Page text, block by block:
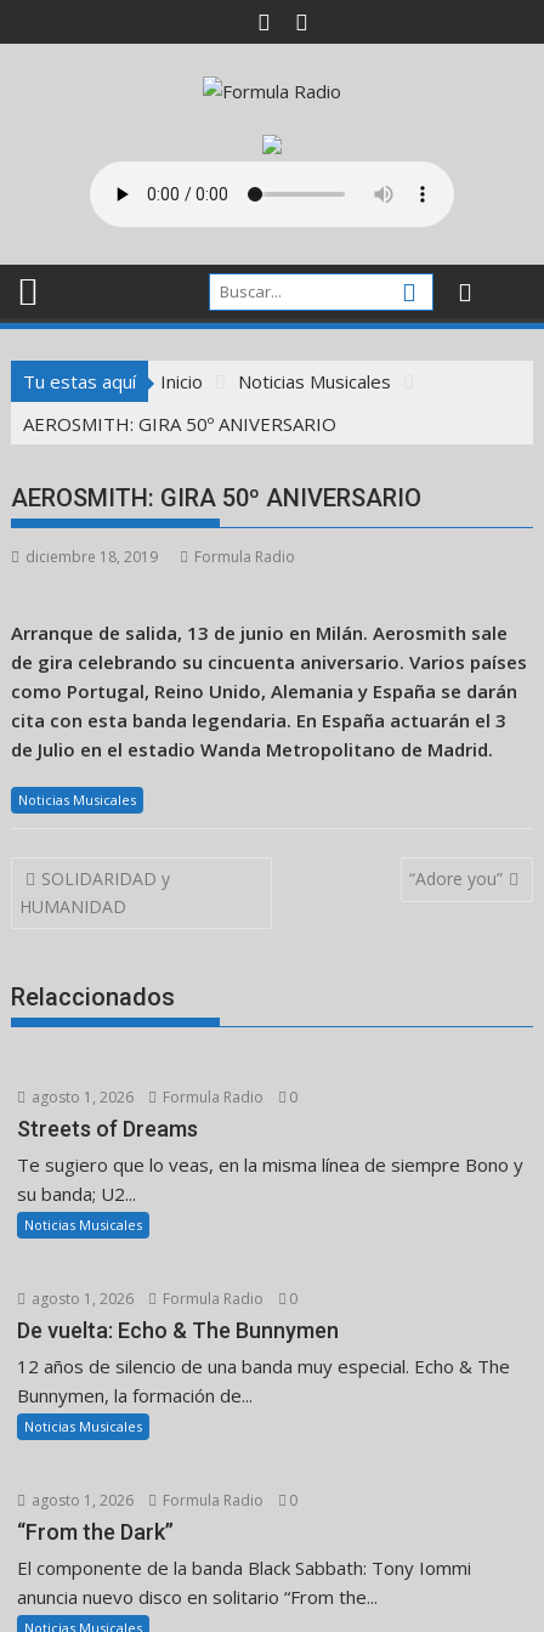
al
Tu estas aquí Inicio
Noticias Musicales
AEROSMITH: GIRA 50º ANIVERSARIO
AEROSMITH: GIRA 50º ANIVERSARIO
diciembre 18, 2019 Formula Radio
Arranque de salida, 13 de junio en Milán. Aerosmith sale
de gira celebrando su cincuenta aniversario. Varios países
como Portugal, Reino Unido, Alemania y España se darán
cita con esta banda legendaria. En España actuarán el 3
de Julio en el estadio Wanda Metropolitano de Madrid.
Noticias Musicales
Navegación
de
SOLIDARIDAD y
HUMANIDAD
“Adore you”
Relaccionados
agosto 1, 2026 Formula Radio 0
Streets of Dreams
Te sugiero que lo veas, en la misma línea de siempre Bono y
su banda; U2...
Noticias Musicales
agosto 1, 2026 Formula Radio 0
De vuelta: Echo & The Bunnymen
12 años de silencio de una banda muy especial. Echo & The
Bunnymen, la formación de...
Noticias Musicales
agosto 1, 2026 Formula Radio 0
“From the Dark”
El componente de la banda Black Sabbath: Tony Iommi
anuncia nuevo disco en solitario “From the...
Noticias Musicales